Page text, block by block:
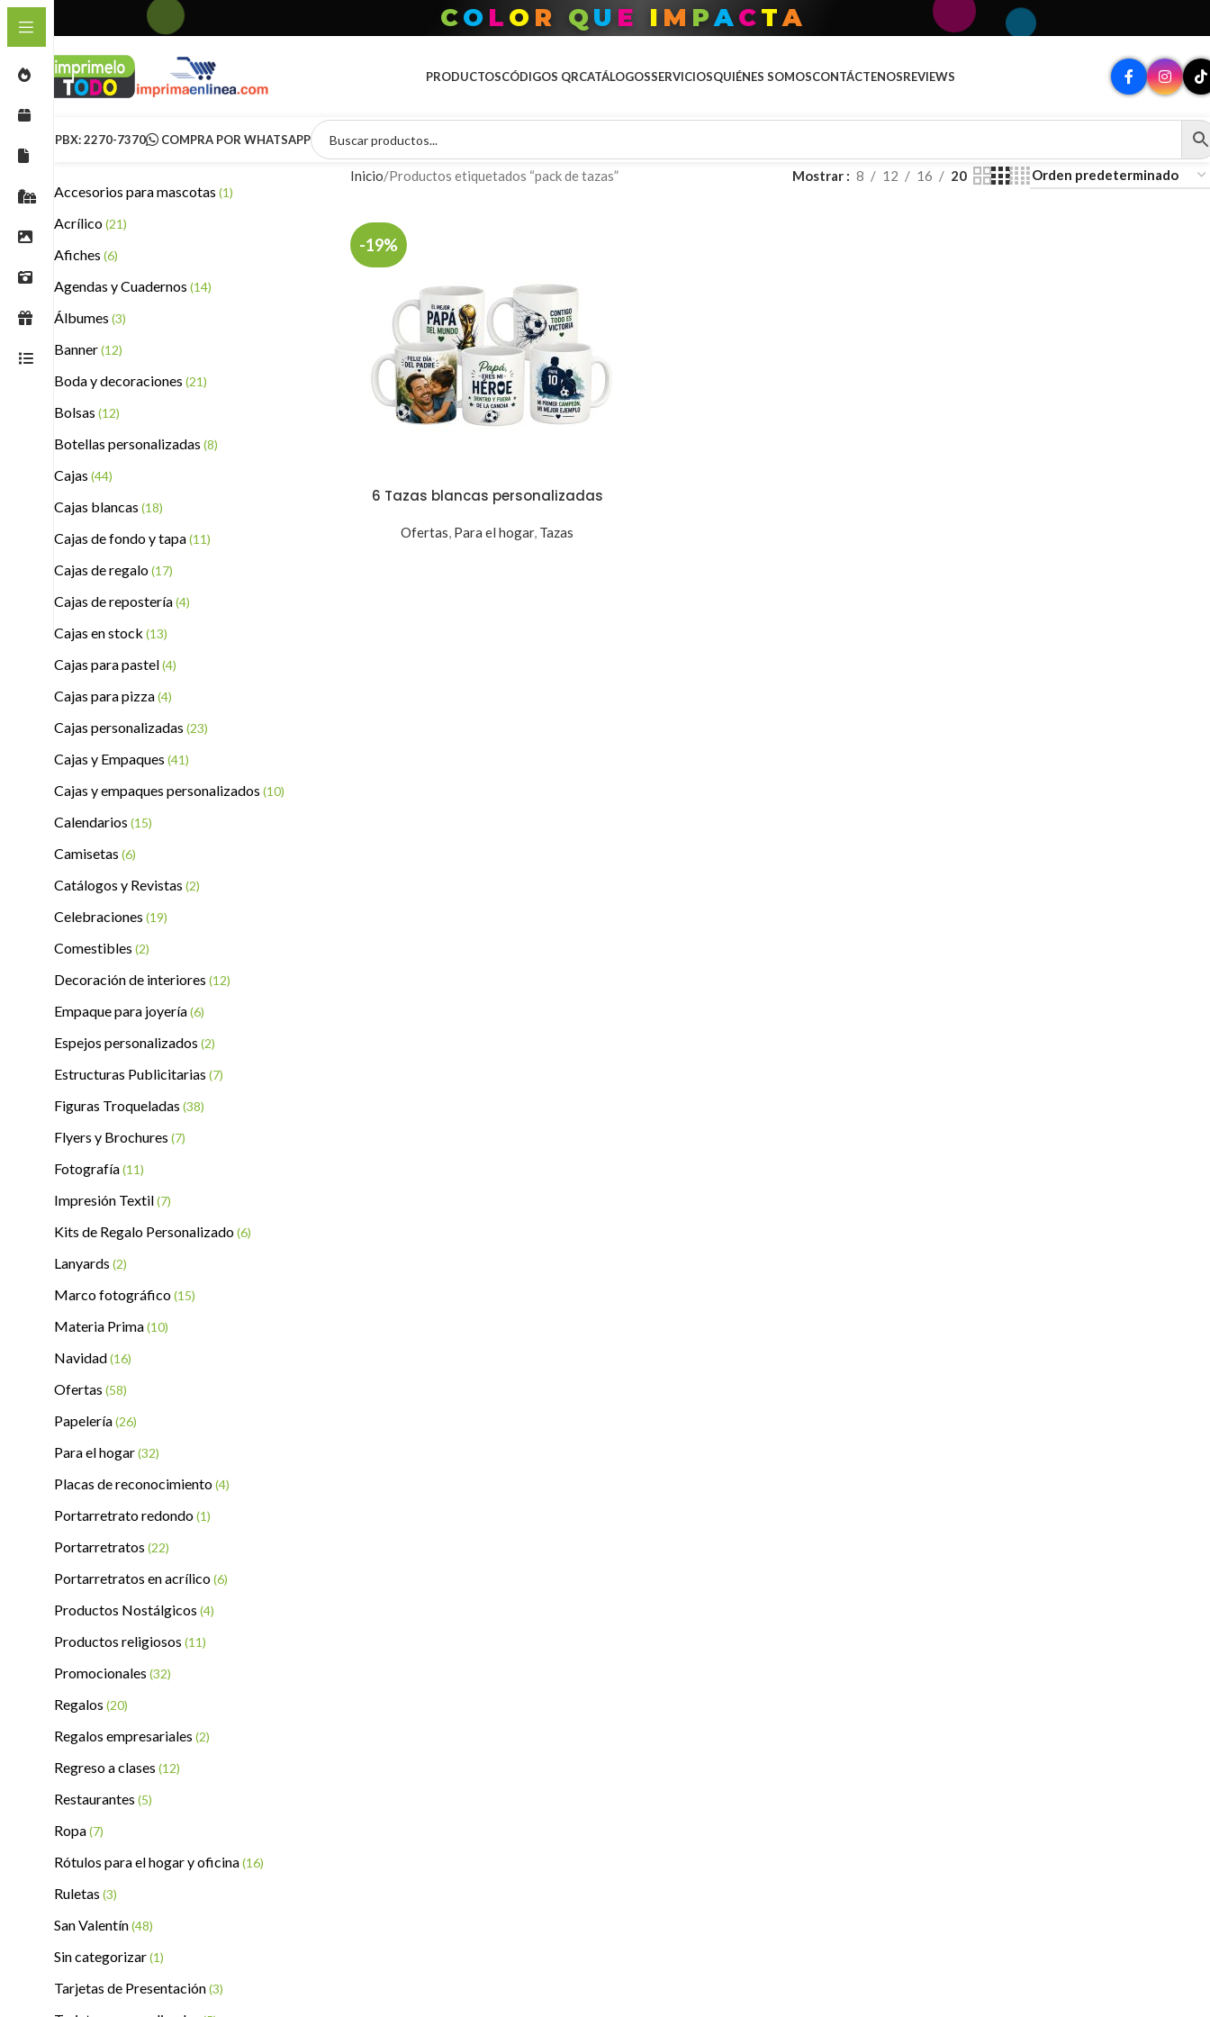
TODO P ARA T U MARCA
PRODUCTOSCÓDIGOS QRCATÁLOGOSSERVICIOSQUIÉNES SOMOSCONTÁCTENOSREVIEWS
PBX: 2270-7370 COMPRA POR WHATSAPP
Accesorios para mascotas (1)
Acrílico(21)
Afiches (6)
Agendas y Cuadernos (14)
Álbumes (3)
Banner(12)
Boda y decoraciones (21)
Bolsas (12)
Botellas personalizadas (8)
Cajas (44)
Cajas blancas (18)
Cajas de fondo y tapa(11)
Cajas de regalo(17)
Cajas de repostería(4)
Cajas en stock (13)
Cajas para pastel(4)
Cajas para pizza(4)
Cajas personalizadas (23)
Cajas y Empaques (41)
Cajas y empaques personalizados (10)
Calendarios (15)
Camisetas (6)
Catálogos y Revistas (2)
Celebraciones (19)
Comestibles (2)
Decoración de interiores (12)
Empaque para joyería(6)
Espejos personalizados (2)
Estructuras Publicitarias (7)
Figuras Troqueladas (38)
Flyers y Brochures (7)
Fotografía(11)
Impresión Textil(7)
Kits de Regalo Personalizado(6)
Lanyards (2)
Marco fotográfico(15)
Materia Prima(10)
Navidad(16)
Ofertas (58)
Papelería(26)
Para el hogar(32)
Placas de reconocimiento(4)
Portarretrato redondo(1)
Portarretratos (22)
Portarretratos en acrílico(6)
Productos Nostálgicos (4)
Productos religiosos (11)
Promocionales (32)
Regalos (20)
Regalos empresariales (2)
Regreso a clases (12)
Restaurantes (5)
Ropa(7)
Rótulos para el hogar y oficina(16)
Ruletas (3)
San Valentín(48)
Sin categorizar(1)
Tarjetas de Presentación(3)
Inicio Productos etiquetados “pack de tazas” Mostrar 8 12 16 20
-19%
6 Tazas blancas personalizadas
Ofertas, Para el hogar, Tazas